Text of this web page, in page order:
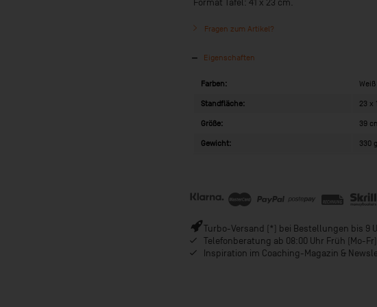
Format Tafel: 41 x 23 cm.
Fragen zum Artikel?
Eigenschaften
Farben: Weiß
Standfläche: 23 x
Größe: 39
Gewicht: 330 g
Turbo-Versand (*) bei Bestellungen bis 9
Telefonberatung ab 08:00 Uhr Früh (Mo-Fr)
Inspiration im Coaching-Magazin &